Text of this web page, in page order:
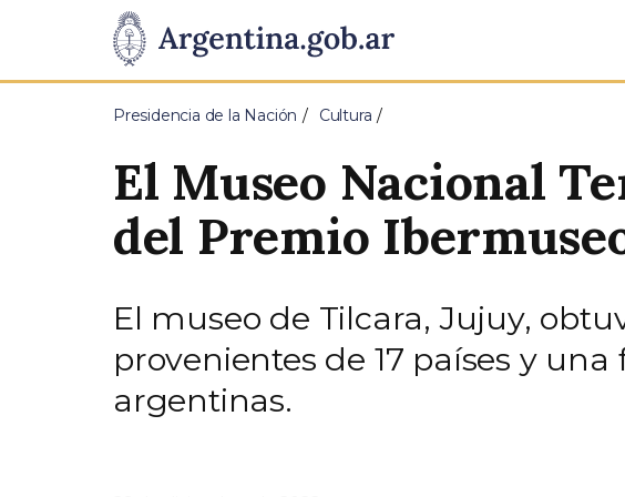
Presidencia
de
Pasar al contenido principal
Presidencia de la Nación Cultura
El Museo Nacional
del Premio
El museo de Tilcara, Jujuy,
provenientes de 17 países y
argentinas.